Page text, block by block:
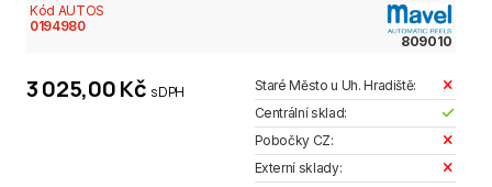
Kód AUTOS
0194980
809010
3 025,00 Kč s DPH
Staré Město u Uh. Hradiště:
Centrální sklad:
Pobočky CZ:
Externí sklady: